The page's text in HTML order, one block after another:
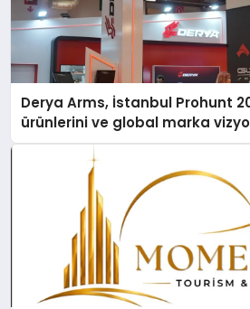
Derya Arms, İstanbul Prohunt
ürünlerini ve global marka